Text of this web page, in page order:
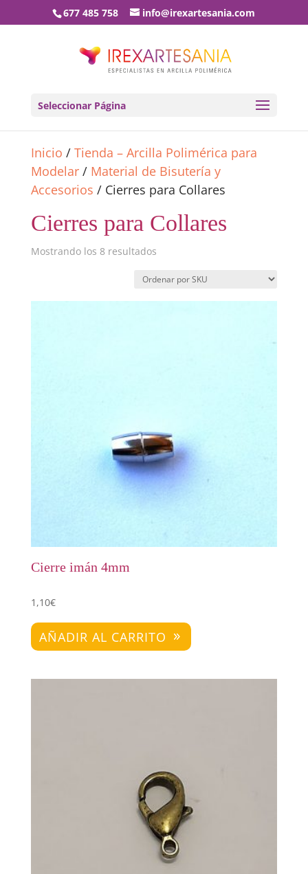
677 485 758 info@irexartesania.com
Seleccionar Página
Inicio / Tienda – Arcilla Polimérica para
Modelar/ Material de Bisutería y
Accesorios / Cierres para Collares
Cierres para Collares
Mostrando los 8 resultados
Cierre imán 4mm
1,10€
AÑADIR AL CARRITO